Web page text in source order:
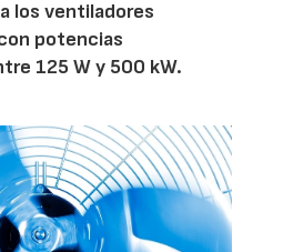
los ventiladores
potencias
125 W y 500 kW.